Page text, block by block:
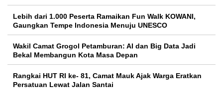
Lebih dari 1.000 Peserta Ramaikan Fun Walk KOWANI,
Gaungkan Tempe Indonesia Menuju UNESCO
Wakil Camat Grogol Petamburan: AI dan Big Data Jadi
Bekal Membangun Kota Masa Depan
Rangkai HUT RI ke- 81, Camat Mauk Ajak Warga Eratkan
Persatuan Lewat Jalan Santai